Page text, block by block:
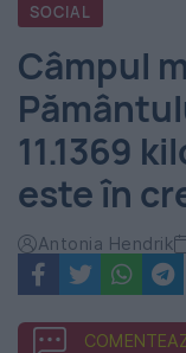
România
-
Evenimentul
Zilei
SOCIAL
Câmpul
11.1369
este în
Antonia Hendrik